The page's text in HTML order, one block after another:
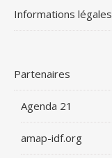
Informations légales
Partenaires
Agenda 21
amap-idf.org